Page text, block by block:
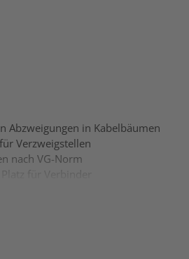
Abzweigungen in Kabelbäumen
Verzweigstellen
nach VG-Norm
für Verbinder